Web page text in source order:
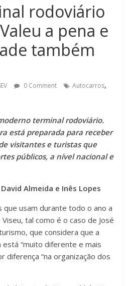
rodoviário
a pena e
também
0 Comment Autocarros,
terminal rodoviário.
está preparada para receber
visitantes e turistas que
públicos, a nível nacional e
Almeida e Inês Lopes
que usam durante todo o ano a
tal como é o caso de José
que considera que a
“muito diferente e mais
diferença “na organização dos